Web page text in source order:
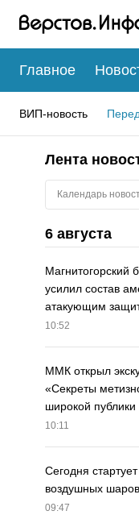
Главное
ВИП-новость
Лента
Календарь
6 августа
Магнитогорский
усилил состав
атакующим
10:52
ММК открыл
«Секреты
широкой публики
10:11
Сегодня
воздушных
09:47